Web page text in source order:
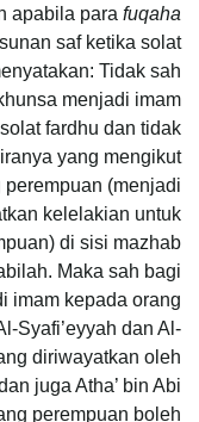
apabila para fuqaha
saf ketika solat
Tidak sah
menjadi imam
fardhu dan tidak
yang mengikut
(menjadi
kelelakian untuk
di sisi mazhab
Maka sah bagi
imam kepada orang
Syafi’eyyah dan Al-
diriwayatkan oleh
juga Atha’ bin Abi
perempuan boleh